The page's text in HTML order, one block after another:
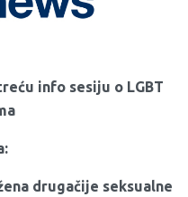
info sesiju o LGBT
drugačije seksualne